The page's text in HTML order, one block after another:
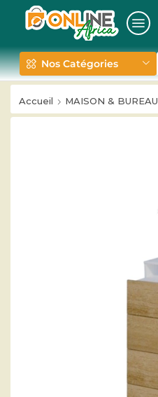
Nos Catégories
Accueil MAISON & BUREAU